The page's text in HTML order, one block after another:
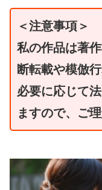
＜注意事項＞
私の作品は著
断転載や模倣
必要に応じて
ますので、ご